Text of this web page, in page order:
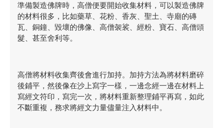
準備製造佛牌時，高僧便要開始收集材料，可以製造佛牌
的材料很多，比如藥草、花粉、香灰、聖土、寺廟的磚
瓦、銅鐘、毀壞的佛像、高僧袈裟、經粉、寶石、高僧頭
髮、甚至舍利等。
高僧將材料收集齊後會進行加持。加持方法為將材料磨碎
後鋪平，然後像在沙上寫字一樣，一邊念經一邊在材料上
寫經文符印，寫完一次，將材料重新整理鋪平再寫，如此
不斷重複，務求將經文力量儘量注入材料中。